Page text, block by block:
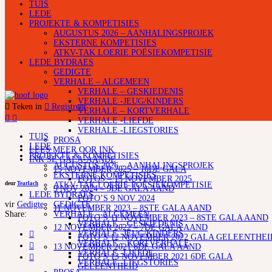
TUIS
LEDE
PROJEKTE & KOMPETISIES
AUGUSTUS 2026 – AANHALINGSPROJEK
EKSTERNE KOMPETISIES
ATKV-TAK LOERIE POËSIEKOMPETISIE
LEDE BYDRAES
GEDIGTE
VERHALE – ALGEMEEN
VERHALE – GESKIEDENIS
VERHALE -JEUG/KINDERS
VERHALE – KORTVERHALE
VERHALE -LIEFDE
VERHALE -LIEGSTORIES
PROSA
LEES MEER OOR INK
INK SE GALA-AANDE
15 NOVEMBER 2025 – 10DE GALA
FOTOS – 15 NOVEMBER 2025
9 NOV 2024 – 9DE GALA AAND
FOTO’S 9 NOV 2024
11 NOVEMBER 2023 – 8STE GALA AAND
FOTO’S 11 NOVEMBER 2023 – 8STE GALA AAND
12 NOVEMBER 2022 – 7DE GALA AAND
FOTO’S 12 NOVEMBER 2022 GALA
13 NOVEMBER 2021 6DE GALA AAND
FOTO’S 13 NOVEMBER 2021 6DE GALA
GELEENTHEID
Teken in Registreer
TUIS
LEDE
PROJEKTE & KOMPETISIES
AUGUSTUS 2026 – AANHALINGSPROJEK
EKSTERNE KOMPETISIES
ATKV-TAK LOERIE POËSIEKOMPETISIE
LEDE BYDRAES
GEDIGTE
VERHALE – ALGEMEEN
VERHALE – GESKIEDENIS
VERHALE -JEUG/KINDERS
VERHALE – KORTVERHALE
VERHALE -LIEFDE
VERHALE -LIEGSTORIES
deur Tearlach
vir Gedigte
Share: